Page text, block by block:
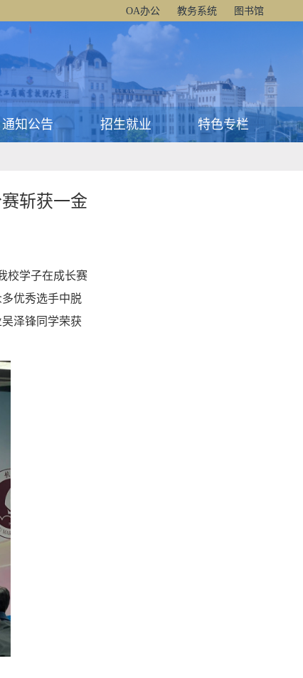
OA办公 教务系统 图书馆
通知公告 招生就业 特色专栏
斩获一金
校学子在成长赛
优秀选手中脱
泽锋同学荣获